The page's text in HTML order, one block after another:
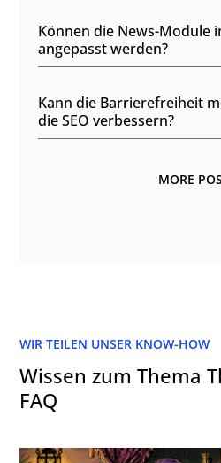
Können die News-Module
angepasst werden?
Kann die Barrierefreiheit
die SEO verbessern?
MORE
WIR TEILEN UNSER KNOW-HOW
Wissen zum Thema
FAQ